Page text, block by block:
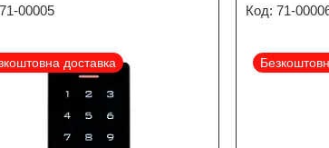
71-00005
доставка
71-